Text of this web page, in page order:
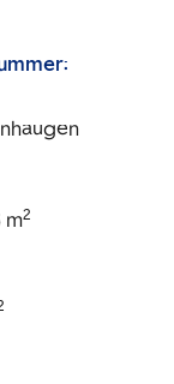
m2